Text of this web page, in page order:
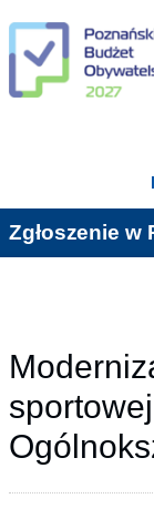
Zgłoszenie w